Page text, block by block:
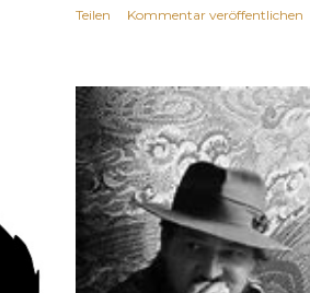
Teilen Kommentar veröffentlichen